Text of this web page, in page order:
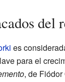
del
es
para el
, de